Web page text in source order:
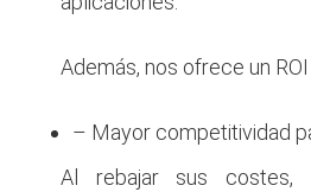
Además, nos ofrece un
– Mayor competitividad
Al rebajar sus costes,